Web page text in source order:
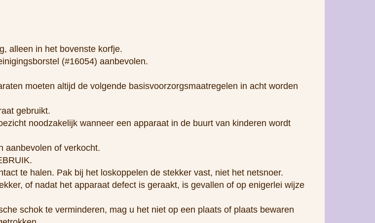
alleen in het bovenste korfje.
(#16054) aanbevolen.
moeten altijd de volgende basisvoorzorgsmaatregelen in acht worden
gebruikt.
noodzakelijk wanneer een apparaat in de buurt van kinderen wordt
aanbevolen of verkocht.
te halen. Pak bij het loskoppelen de stekker vast, niet het netsnoer.
of nadat het apparaat defect is geraakt, is gevallen of op enigerlei wijze
schok te verminderen, mag u het niet op een plaats of plaats bewaren